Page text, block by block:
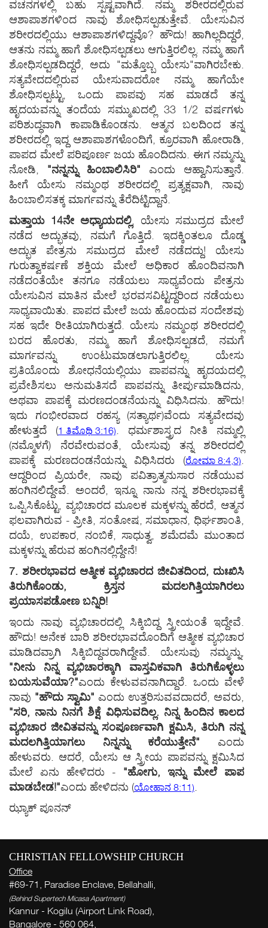
ವಚನಗಳಲ್ಲಿ ಬಹು ಸ್ಪಷ್ಟವಾಗಿದೆ. ನಮ್ಮ ಶರೀರದಲ್ಲಿರುವ
ಆಶಾಪಾಶಗಳಿಂದ ನಾವು ಶೋಧಿಸಲ್ಪಡುತ್ತೇವೆ. ಯೇಸುವಿನ
ಶರೀರದಲ್ಲಿಯು ಆಶಾಪಾಶಗಳಿದ್ದವೊ? ಹೌದು! ಹಾಗಿಲ್ಲದಿದ್ದರೆ,
ಆತನು ನಮ್ಮ ಹಾಗೆ ಶೋಧಿಸಲ್ಪಡಲು ಆಗುತ್ತಿರಲಿಲ್ಲ. ನಮ್ಮ ಹಾಗೆ
ಶೋಧಿಸಲ್ಪಡದಿದ್ದರೆ, ಅದು "ಮತ್ತೊಬ್ಬ ಯೇಸು"ವಾಗಿರಬೇಕು.
ಸತ್ಯವೇದದಲ್ಲಿರುವ ಯೇಸುವಾದರೋ ನಮ್ಮ ಹಾಗೆಯೇ
ಶೋಧಿಸಲ್ಪಟ್ಟು, ಒಂದು ಪಾಪವು ಸಹ ಮಾಡದೆ ತನ್ನ
ಹೃದಯವನ್ನು ತಂದೆಯ ಸಮ್ಮುಖದಲ್ಲಿ 33 1/2 ವರ್ಷಗಳು
ಪರಿಶುದ್ಧವಾಗಿ ಕಾಪಾಡಿಕೊಂಡನು. ಆತ್ಮನ ಬಲದಿಂದ ತನ್ನ
ಶರೀರದಲ್ಲಿ ಇದ್ದ ಆಶಾಪಾಶಗಳೊಂದಿಗೆ, ಕ್ರೂರವಾಗಿ ಹೋರಾಡಿ,
ಪಾಪದ ಮೇಲೆ ಪರಿಪೂರ್ಣ ಜಯ ಹೊಂದಿದನು. ಈಗ ನಮ್ಮನ್ನು
ನೋಡಿ, "ನನ್ನನ್ನು ಹಿಂಬಾಲಿಸಿರಿ" ಎಂದು ಆಹ್ವಾನಿಸುತ್ತಾನೆ.
ಹೀಗೆ ಯೇಸು ನಮ್ಮಂಥ ಶರೀರದಲ್ಲಿ ಪ್ರತ್ಯಕ್ಷವಾಗಿ, ನಾವು
ಹಿಂಬಾಲಿಸತಕ್ಕ ಮಾರ್ಗವನ್ನು ತೆರೆದಿಟ್ಟಿದ್ದಾನೆ.
ಮತ್ತಾಯ 14ನೇ ಅಧ್ಯಾಯದಲ್ಲಿ , ಯೇಸು ಸಮುದ್ರದ ಮೇಲೆ
ನಡೆದ ಅದ್ಭುತವು, ನಮಗೆ ಗೊತ್ತಿದೆ. ಇದಕ್ಕಿಂತಲೂ ದೊಡ್ಡ
ಅದ್ಭುತ ಪೇತ್ರನು ಸಮುದ್ರದ ಮೇಲೆ ನಡೆದದ್ದು! ಯೇಸು
ಗುರುತ್ವಾಕರ್ಷಣೆ ಶಕ್ತಿಯ ಮೇಲೆ ಅಧಿಕಾರ ಹೊಂದಿವನಾಗಿ
ನಡೆದಂತೆಯೇ ತನಗೂ ನಡೆಯಲು ಸಾಧ್ಯವೆಂದು ಪೇತ್ರನು
ಯೇಸುವಿನ ಮಾತಿನ ಮೇಲೆ ಭರವಸವಿಟ್ಟದ್ದರಿಂದ ನಡೆಯಲು
ಸಾಧ್ಯವಾಯಿತು. ಪಾಪದ ಮೇಲೆ ಜಯ ಹೊಂದುವ ಸಂದೇಶವು
ಸಹ ಇದೇ ರೀತಿಯಾಗಿರುತ್ತದೆ. ಯೇಸು ನಮ್ಮಂಥ ಶರೀರದಲ್ಲಿ
ಬರದ ಹೊರತು, ನಮ್ಮ ಹಾಗೆ ಶೋಧಿಸಲ್ಪಡದೆ, ನಮಗೆ
ಮಾರ್ಗವನ್ನು ಉಂಟುಮಾಡಲಾಗುತ್ತಿರಲಿಲ್ಲ. ಯೇಸು
ಪ್ರತಿಯೊಂದು ಶೋಧನೆಯಲ್ಲಿಯು ಪಾಪವನ್ನು ಹೃದಯದಲ್ಲಿ
ಪ್ರವೇಶಿಸಲು ಅನುಮತಿಸದೆ ಪಾಪವನ್ನು ತೀರ್ಪುಮಾಡಿದನು,
ಅಥವಾ ಪಾಪಕ್ಕೆ ಮರಣದಂಡನೆಯನ್ನು ವಿಧಿಸಿದನು. ಹೌದು!
ಇದು ಗಂಭೀರವಾದ ರಹಸ್ಯ (ಸತ್ಯಾರ್ಥ)ವೆಂದು ಸತ್ಯವೇದವು
ಹೇಳುತ್ತದೆ (1 ತಿಮೊಥಿ 3:16) . ಧರ್ಮಶಾಸ್ತ್ರದ ನೀತಿ ನಮ್ಮಲ್ಲಿ
(ನಮ್ಮೊಳಗೆ) ನೆರವೇರುವಂತೆ, ಯೇಸುವು ತನ್ನ ಶರೀರದಲ್ಲಿ
ಪಾಪಕ್ಕೆ ಮರಣದಂಡನೆಯನ್ನು ವಿಧಿಸಿದರು (ರೋಮಾ 8:4,3)
ಆದ್ದರಿಂದ ಪ್ರಿಯರೇ, ನಾವು ಪವಿತ್ರಾತ್ಮನುಸಾರ ನಡೆಯುವ
ಹಂಗಿನಲಿದ್ದೇವೆ. ಅಂದರೆ, ಇನ್ನೂ ನಾನು ನನ್ನ ಶರೀರಭಾವಕ್ಕೆ
ಒಪ್ಪಿಸಿಕೊಟ್ಟು, ವ್ಯಭಿಚಾರದ ಮೂಲಕ ಮಕ್ಕಳನ್ನು ಹೆರದೆ, ಆತ್ಮನ
ಫಲವಾಗಿರುವ - ಪ್ರೀತಿ, ಸಂತೋಷ, ಸಮಾಧಾನ, ಧಿರ್ಘಶಾಂತಿ,
ದಯೆ, ಉಪಕಾರ, ನಂಬಿಕೆ, ಸಾಧುತ್ವ, ಶಮೆದಮೆ ಮುಂತಾದ
ಮಕ್ಕಳನ್ನು ಹೆರುವ ಹಂಗಿನಲ್ಲಿದ್ದೇನೆ!
7. ಶರೀರಭಾವದ ಆತ್ಮೀಕ ವ್ಯಭಿಚಾರದ ಜೀವಿತದಿಂದ, ದುಃಖಿಸಿ
ತಿರುಗಿಕೊಂಡು, ಕ್ರಿಸ್ತನ ಮದಲಗಿತ್ತಿಯಾಗಿರಲು
ಪ್ರಯಾಸಪಡೋಣ ಬನ್ನಿರಿ!
ಇಂದು ನಾವು ವ್ಯಭಿಚಾರದಲ್ಲಿ ಸಿಕ್ಕಿಬಿದ್ದ ಸ್ತ್ರೀಯಂತೆ ಇದ್ದೇವೆ.
ಹೌದು! ಅನೇಕ ಬಾರಿ ಶರೀರಭಾವದೊಂದಿಗೆ ಆತ್ಮೀಕ ವ್ಯಭಿಚಾರ
ಮಾಡಿದವ್ರಾಗಿ ಸಿಕ್ಕಿಬಿದ್ದವರಾಗಿದ್ದೇವೆ. ಯೇಸುವು ನಮ್ಮನ್ನು,
"ನೀನು ನಿನ್ನ ವ್ಯಭಿಚಾರಕ್ಕಾಗಿ ವಾಸ್ತವಿಕವಾಗಿ ತಿರುಗಿಕೊಳ್ಳಲು
ಬಯಸುವೆಯಾ?"ಎಂದು ಕೇಳುವವನಾಗಿದ್ದಾರೆ. ಒಂದು ವೇಳೆ
ನಾವು "ಹೌದು ಸ್ವಾಮಿ" ಎಂದು ಉತ್ತರಿಸುವವದಾದರೆ, ಅವರು,
"ಸರಿ, ನಾನು ನಿನಗೆ ಶಿಕ್ಷೆ ವಿಧಿಸುವದಿಲ್ಲ. ನಿನ್ನ ಹಿಂದಿನ ಕಾಲದ
ವ್ಯಭಿಚಾರ ಜೀವಿತವನ್ನು ಸಂಪೂರ್ಣವಾಗಿ ಕ್ಷಮಿಸಿ, ತಿರುಗಿ ನನ್ನ
ಮದಲಗಿತ್ತಿಯಾಗಲು ನಿನ್ನನ್ನು ಕರೆಯುತ್ತೇನೆ" ಎಂದು
ಹೇಳುವರು. ಆದರೆ, ಯೇಸು ಆ ಸ್ತ್ರೀಯ ಪಾಪವನ್ನು ಕ್ಷಮಿಸಿದ
ಮೇಲೆ ಏನು ಹೇಳಿದರು - "ಹೋಗು, ಇನ್ನು ಮೇಲೆ ಪಾಪ
ಮಾಡಬೇಡ!"ಎಂದು ಹೇಳಿದನು (ಯೋಹಾನ 8:11)
ಝ್ಯಾಕ್ ಪೂನನ್
CHRISTIAN FELLOWSHIP CHURCH
Office
#69-71, Paradise Enclave, Bellahalli,
(Behind Supertech Micasa Apartment)
Kannur - Kogilu (Airport Link Road),
Bangalore - 560 064,